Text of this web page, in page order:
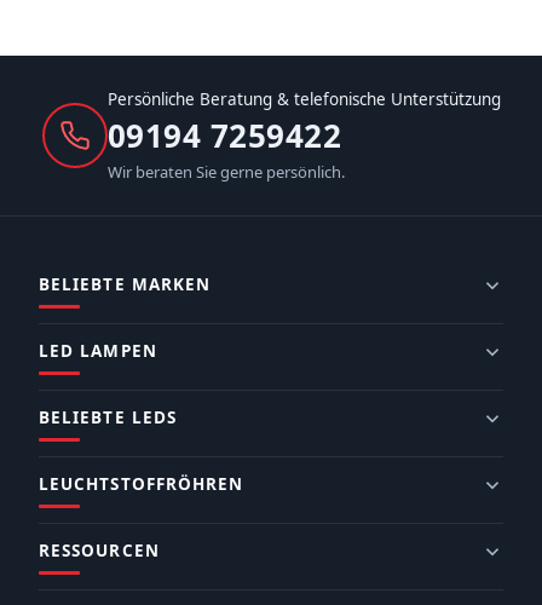
Persönliche Beratung & telefonische Unterstützung
09194 7259422
Wir beraten Sie gerne persönlich.
BELIEBTE MARKEN
LED LAMPEN
BELIEBTE LEDS
LEUCHTSTOFFRÖHREN
RESSOURCEN